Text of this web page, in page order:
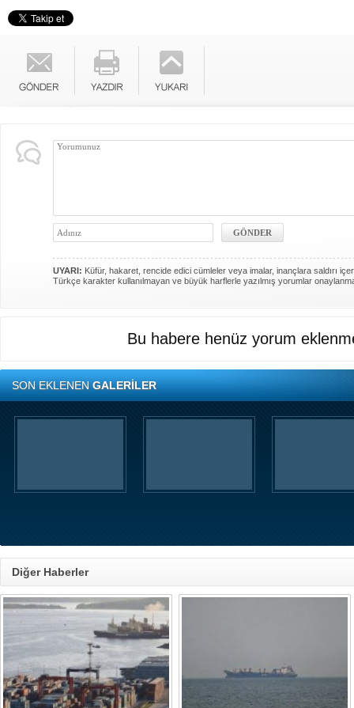
UYARI: Küfür, hakaret, rencide edici cümleler veya imalar, inançlara saldırı
Türkçe karakter kullanılmayan ve büyük harflerle yazılmış yorumlar
Bu habere henüz yorum
SON EKLENENGALERİLER
Diğer Haberler